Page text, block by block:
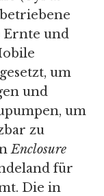
und
um
und
um
zu
Enclosure
für
Die in